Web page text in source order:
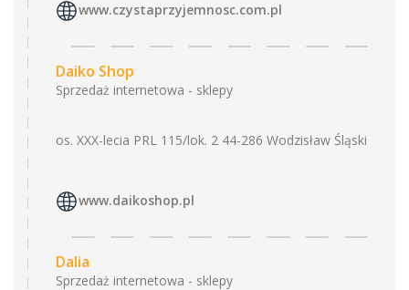
www.czystaprzyjemnosc.com.pl
Daiko Shop
Sprzedaż internetowa - sklepy
os. XXX-lecia PRL 115/lok. 2 44-286 Wodzisław Śląski
www.daikoshop.pl
Dalia
Sprzedaż internetowa - sklepy